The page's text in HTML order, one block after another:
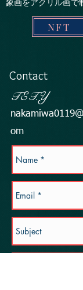
象画をアクリル画で
NFT
Contact
​TET.Y
om